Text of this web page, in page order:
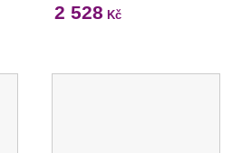
2 528 Kč